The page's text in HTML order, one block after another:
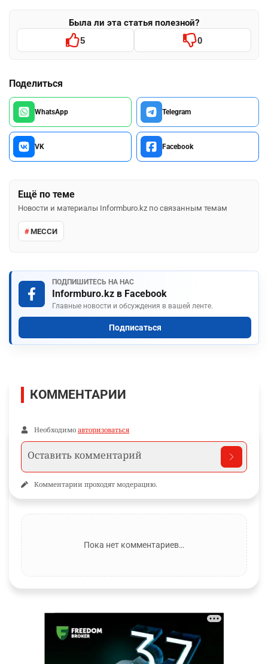
Была ли эта статья полезной?
5 0
Поделиться
WhatsApp Telegram
VK Facebook
Ещё по теме
Новости и материалы Informburo.kz по связанным темам
МЕССИ
ПОДПИШИТЕСЬ НА НАС
Informburo.kz в Facebook
Главные новости и обсуждения в вашей ленте.
Подписаться
КОММЕНТАРИИ
Необходимо авторизоваться
Комментарии проходят модерацию.
Пока нет комментариев…